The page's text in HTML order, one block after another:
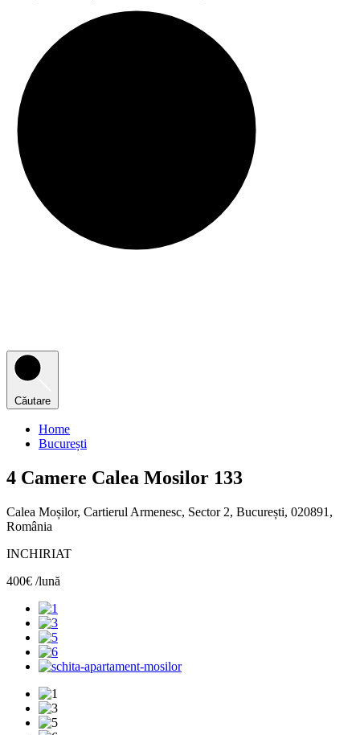
Căutare
Home
București
4 Camere Calea Mosilor 133
Calea Moșilor, Cartierul Armenesc, Sector 2, București, 020891,
România
INCHIRIAT
400€ /lună